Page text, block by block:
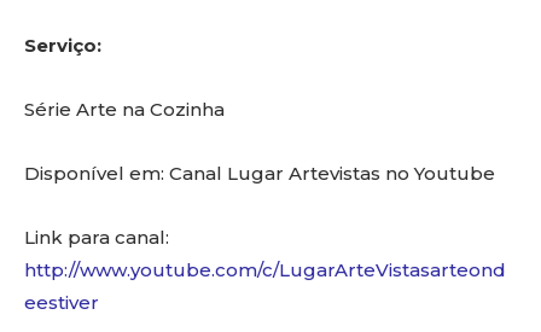
Serviço:
Série Arte na Cozinha
Disponível em: Canal Lugar Artevistas no Youtube
Link para canal:
http://www.youtube.com/c/LugarArteVistasarteond
eestiver